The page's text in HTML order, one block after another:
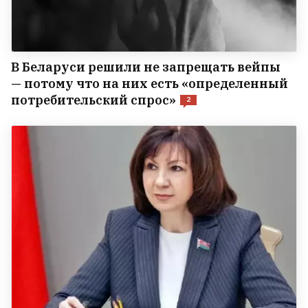
В Беларуси решили не запрещать вейпы
— потому что на них есть «определенный
потребительский спрос»
2